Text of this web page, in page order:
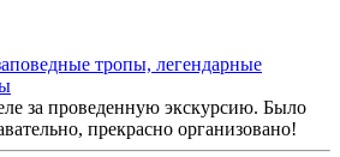
тропы, легендарные
за проведенную экскурсию. Было
прекрасно организовано!